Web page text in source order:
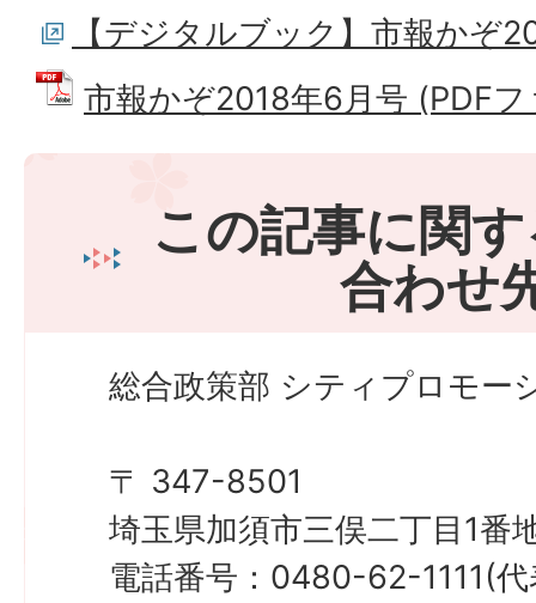
【デジタルブック】市報かぞ
市報かぞ2018年6月号 (PDF
この記事に関
合わせ
総合政策部 シティプロモー
〒 347-8501
埼玉県加須市三俣二丁目1番
電話番号：0480-62-1111(